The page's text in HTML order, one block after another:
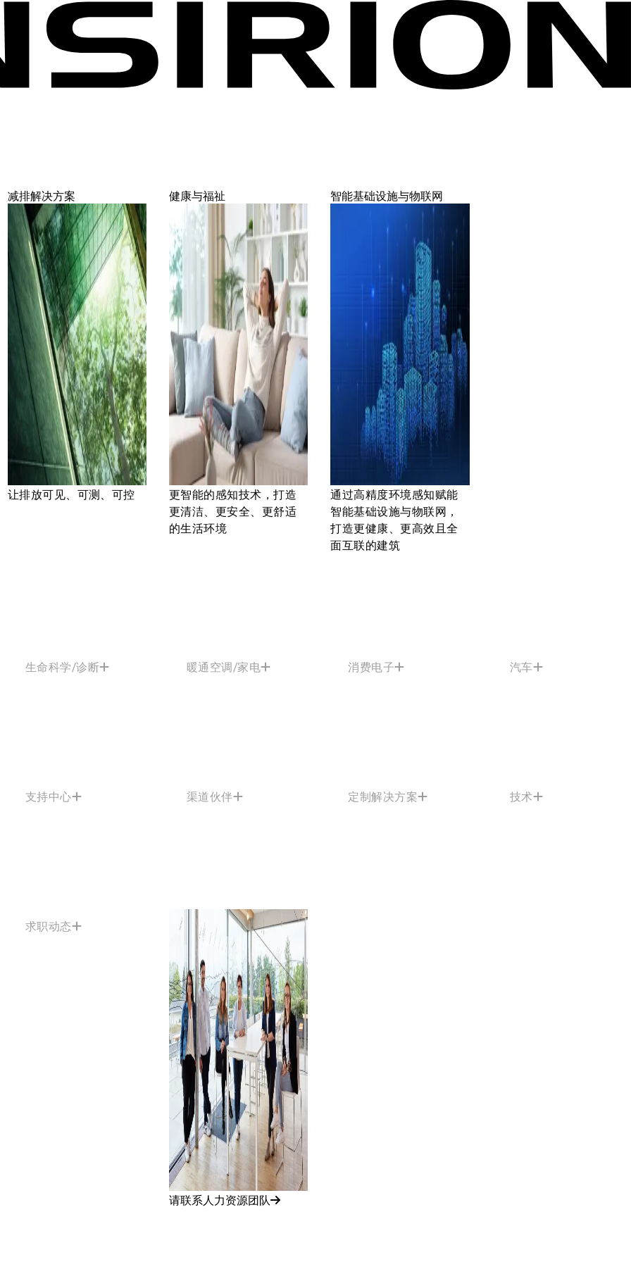
减排解决方案
让排放可见、可测、可控
健康与福祉
更智能的感知技术，打造
更清洁、更安全、更舒适
的生活环境
智能基础设施与物联网
通过高精度环境感知赋能
智能基础设施与物联网，
打造更健康、更高效且全
面互联的建筑
生命科学/诊断 暖通空调/家电 消费电子 汽车
支持中心 渠道伙伴 定制解决方案 技术
求职动态
请联系人力资源团队